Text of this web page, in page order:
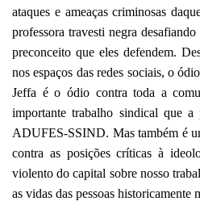
ataques e ameaças criminosas
professora travesti negra
preconceito que eles defendem.
nos espaços das redes sociais, o
Jeffa é o ódio contra toda a
importante trabalho sindical que a
ADUFES-SSIND. Mas também é
contra as posições críticas à
violento do capital sobre nosso
as vidas das pessoas historicamente